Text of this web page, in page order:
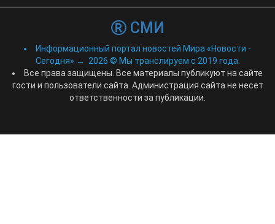
СМИ
Информационный портал новостей Мира «Новости -
Сегодня» → 2026 © Мы транслируем с 2019 года.
Все права защищены. Все материалы публикуют на сайте
гости и пользователи сайта. Администрация сайта не несет
ответственности за публикации.